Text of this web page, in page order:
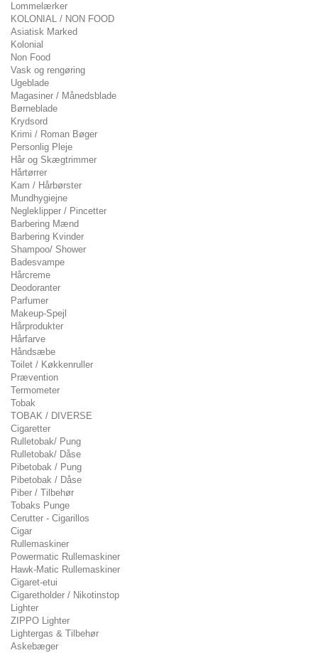
Lommelærker
KOLONIAL / NON FOOD
Asiatisk Marked
Kolonial
Non Food
Vask og rengøring
Ugeblade
Magasiner / Månedsblade
Børneblade
Krydsord
Krimi / Roman Bøger
Personlig Pleje
Hår og Skægtrimmer
Hårtørrer
Kam / Hårbørster
Mundhygiejne
Negleklipper / Pincetter
Barbering Mænd
Barbering Kvinder
Shampoo/ Shower
Badesvampe
Hårcreme
Deodoranter
Parfumer
Makeup-Spejl
Hårprodukter
Hårfarve
Håndsæbe
Toilet / Køkkenruller
Prævention
Termometer
Tobak
TOBAK / DIVERSE
Cigaretter
Rulletobak/ Pung
Rulletobak/ Dåse
Pibetobak / Pung
Pibetobak / Dåse
Piber / Tilbehør
Tobaks Punge
Cerutter - Cigarillos
Cigar
Rullemaskiner
Powermatic Rullemaskiner
Hawk-Matic Rullemaskiner
Cigaret-etui
Cigaretholder / Nikotinstop
Lighter
ZIPPO Lighter
Lightergas & Tilbehør
Askebæger